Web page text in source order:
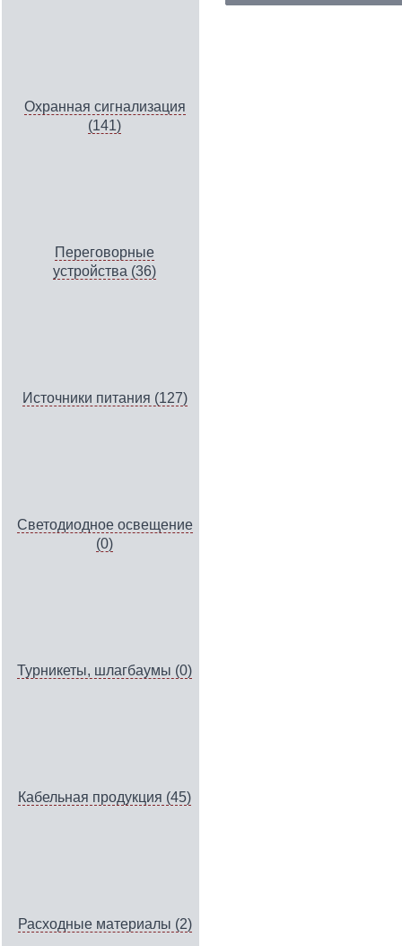
Охранная сигнализация
(141)
Переговорные
устройства (36)
Источники питания (127)
Светодиодное освещение
(0)
Турникеты, шлагбаумы (0)
Кабельная продукция (45)
Расходные материалы (2)